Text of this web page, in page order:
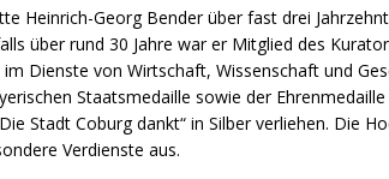
Heinrich-Georg Bender über fast drei
über rund 30 Jahre war er Mitglied des
Dienste von Wirtschaft, Wissenschaft und
Staatsmedaille sowie der
Stadt Coburg dankt“ in Silber verliehen. Die
Verdienste aus.